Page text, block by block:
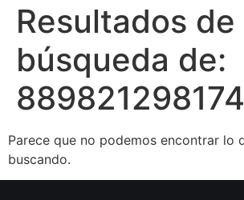
Resultados de
búsqueda de:
Parece que no podemos encontrar lo
buscando.